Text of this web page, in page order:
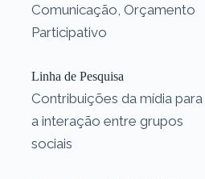
Comunicação, Orçamento
Participativo
Linha de Pesquisa
Contribuições da mídia para
a interação entre grupos
sociais